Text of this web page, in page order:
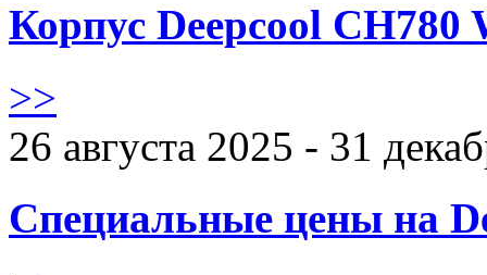
Корпус Deepcool CH780
>>
26 августа 2025 - 31
Специальные цены на